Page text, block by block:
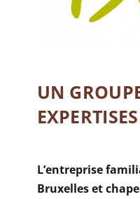
UN
EXPERTISES
L’entreprise
Bruxelles et